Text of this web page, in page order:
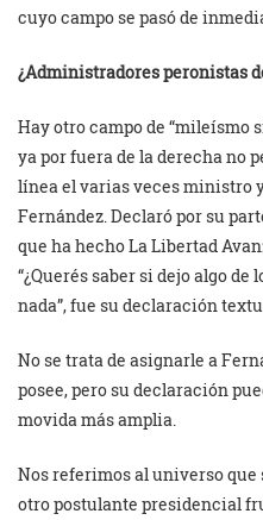
cuyo campo se pasó de
¿Administradores peronistas
Hay otro campo de “mileísmo
ya por fuera de la derecha no
línea el varias veces ministro
Fernández. Declaró por su
que ha hecho La Libertad
“¿Querés saber si dejo algo
nada”, fue su declaración
No se trata de asignarle a
posee, pero su declaración
movida más amplia.
Nos referimos al universo que
otro postulante presidencial